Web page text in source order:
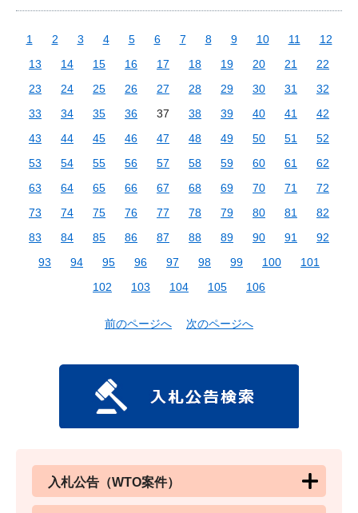
1 2 3 4 5 6 7 8 9 10 11
12
13
14 15 16 17 18 19 20 21
22
23
24 25 26 27 28 29 30 31
32
33
34 35 36 37 38 39 40 41
42
43
44 45 46 47 48 49 50 51
52
53
54 55 56 57 58 59 60 61
62
63
64 65 66 67 68 69 70 71
72
73
74 75 76 77 78 79 80 81
82
83
84 85 86 87 88 89 90 91
92
93
94 95 96 97 98 99 100
101
102
103 104 105 106
前のページへ 次のページへ
入札公告（WTO案件）